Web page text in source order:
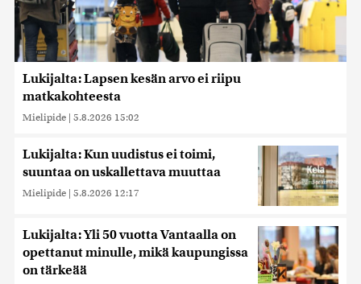
Lukijalta: Lapsen kesän arvo ei riipu
matkakohteesta
Mielipide | 5.8.2026 15:02
Lukijalta: Kun uudistus ei toimi,
suuntaa on uskallettava muuttaa
Mielipide | 5.8.2026 12:17
Lukijalta: Yli 50 vuotta Vantaalla on
opettanut minulle, mikä kaupungissa
on tärkeää